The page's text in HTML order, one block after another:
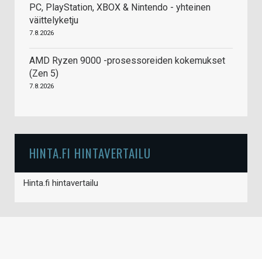
PC, PlayStation, XBOX & Nintendo - yhteinen
väittelyketju
7.8.2026
AMD Ryzen 9000 -prosessoreiden kokemukset
(Zen 5)
7.8.2026
HINTA.FI HINTAVERTAILU
Hinta.fi hintavertailu